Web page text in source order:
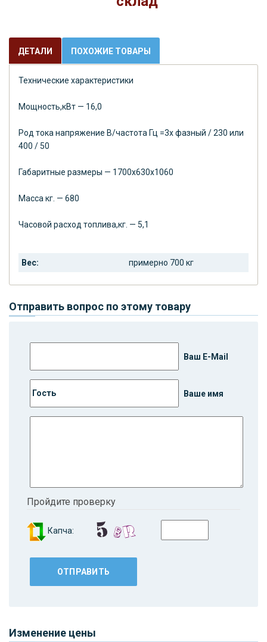
ДЕТАЛИ ПОХОЖИЕ ТОВАРЫ
Технические характеристики
Мощность,кВт — 16,0
Род тока напряжение В/частота Гц =3х фазный / 230 или
400 / 50
Габаритные размеры — 1700х630х1060
Масса кг. — 680
Часовой расход топлива,кг. — 5,1
Вес: примерно 700 кг
Отправить вопрос по этому товару
Ваш E-Mail
Ваше имя
Пройдите проверку
Капча:
Изменение цены